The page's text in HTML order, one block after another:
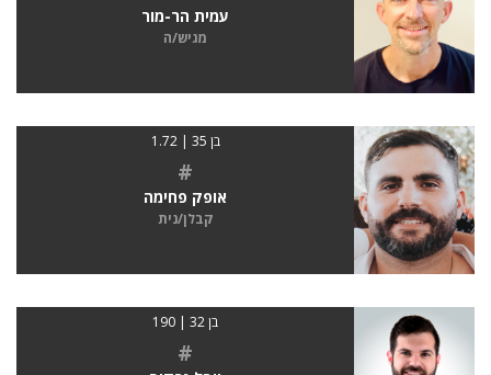
עמית הר-מור
מגיש/ה
בן 35 | 1.72
#
אופק פחימה
קבלן/נית
בן 32 | 190
#